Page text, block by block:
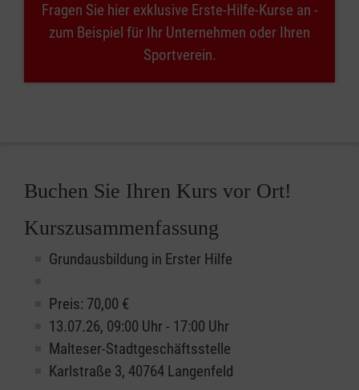
Fragen Sie hier exklusive Erste-Hilfe-Kurse an -
zum Beispiel für Ihr Unternehmen oder Ihren
Sportverein.
Buchen Sie Ihren Kurs vor Ort!
Kurszusammenfassung
Grundausbildung in Erster Hilfe
Preis: 70,00 €
13.07.26, 09:00 Uhr - 17:00 Uhr
Malteser-Stadtgeschäftsstelle
Karlstraße 3, 40764 Langenfeld